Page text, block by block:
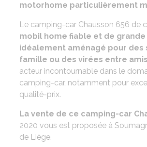
motorhome particulièrement
Le camping-car Chausson 656 de
mobil home fiable et de
idéalement aménagé pour des
famille ou des virées entre
acteur incontournable dans le
camping-car, notamment pour
qualité-prix.
La vente de ce camping-car
2020 vous est proposée à
de Liège.